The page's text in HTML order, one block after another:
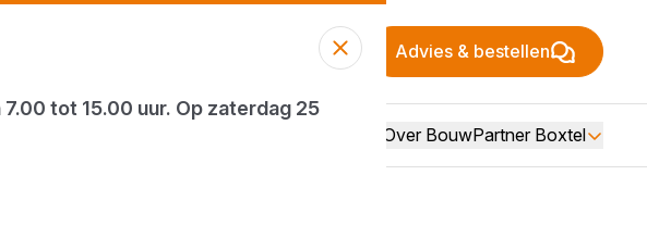
Advies & bestellen
Over BouwPartner Boxtel
tot 15.00 uur. Op zaterdag 25